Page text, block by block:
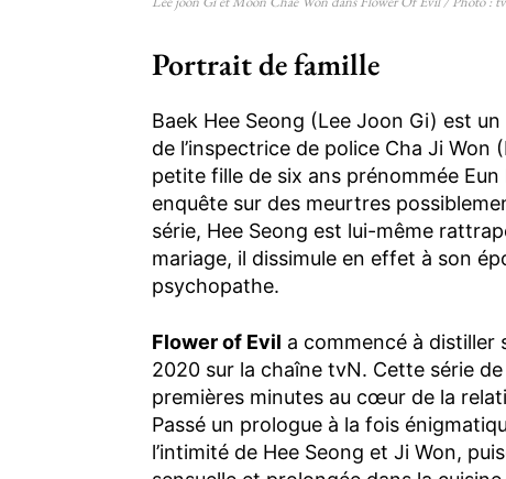
Portrait de famille
Baek Hee Seong (Lee Joon Gi) est
de l’inspectrice de police Cha Ji Won
petite fille de six ans prénommée
enquête sur des meurtres
série, Hee Seong est lui-même
mariage, il dissimule en effet à son
psychopathe.
Flower of Evil a commencé à distiller
2020 sur la chaîne tvN. Cette série
premières minutes au cœur de la
Passé un prologue à la fois
l’intimité de Hee Seong et Ji Won,